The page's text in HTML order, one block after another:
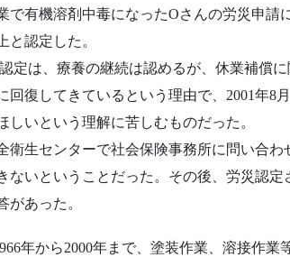
で有機溶剤中毒になったOさんの労災申請
と認定した。
定は、療養の継続は認めるが、休業補償
回復してきているという理由で、2001年8
しいという理解に苦しむものだった。
衛生センターで社会保険事務所に問い合
ないということだった。その後、労災認
があった。
年から2000年まで、塗装作業、溶接作業